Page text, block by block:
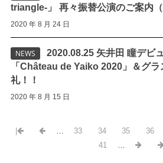
triangle-」 再々振替公演のご案内（
2020 年 8 月 24 日
NEWS
2020.08.25 矢井田 瞳デビ
「Château de Yaiko 2020」＆グ
礼！！
2020 年 8 月 15 日
… 33 34 35 36
41